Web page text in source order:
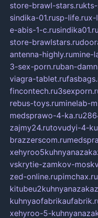
store-brawl-stars.ru
sindika-01.rusp-life.rux-
e-abis-1-c.rusindika01.ru
store-brawlstars.ru
antenna-highly.rumine-
3-sex-porn.ruban-
viagra-tablet.ru
fincontech.ru
rebus-toys.ruminelab-
medsprawo-4-ka.ru
zajmy24.rutovudyi-4-
brazzerscom.ru
vskrytie-zamkov-
zed-online.rupimchax.ru
xehyroo-5-